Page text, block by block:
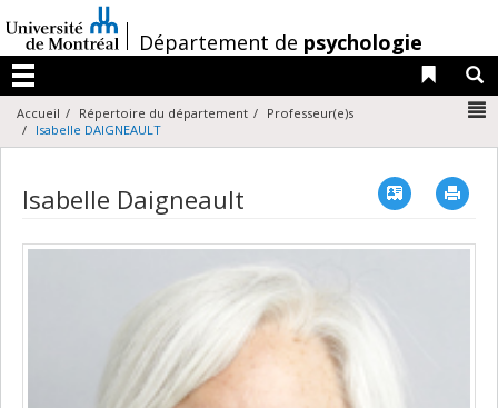
au
contenu
/Département de psychologie
Menu
Liens
Accueil Répertoire du département
Professeur(e)s
Isabelle DAIGNEAULT
Isabelle Daigneault Vcard